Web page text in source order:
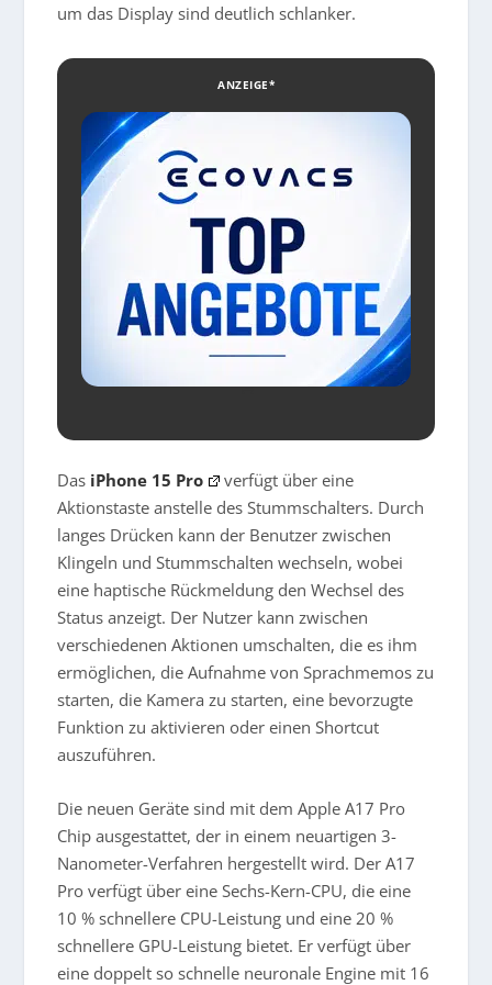
um das Display sind deutlich schlanker.
ANZEIGE*
Das iPhone 15 Pro
verfügt über eine
Aktionstaste anstelle des Stummschalters. Durch
langes Drücken kann der Benutzer zwischen
Klingeln und Stummschalten wechseln, wobei
eine haptische Rückmeldung den Wechsel des
Status anzeigt. Der Nutzer kann zwischen
verschiedenen Aktionen umschalten, die es ihm
ermöglichen, die Aufnahme von Sprachmemos zu
starten, die Kamera zu starten, eine bevorzugte
Funktion zu aktivieren oder einen Shortcut
auszuführen.
Die neuen Geräte sind mit dem Apple A17 Pro
Chip ausgestattet, der in einem neuartigen 3-
Nanometer-Verfahren hergestellt wird. Der A17
Pro verfügt über eine Sechs-Kern-CPU, die eine
10 % schnellere CPU-Leistung und eine 20 %
schnellere GPU-Leistung bietet. Er verfügt über
eine doppelt so schnelle neuronale Engine mit 16